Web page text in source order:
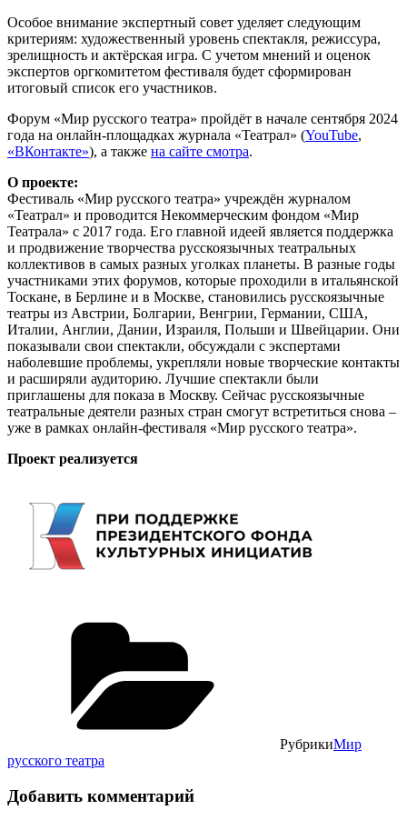
Особое внимание экспертный совет уделяет следующим
критериям: художественный уровень спектакля, режиссура,
зрелищность и актёрская игра. С учетом мнений и оценок
экспертов оргкомитетом фестиваля будет сформирован
итоговый список его участников.
Форум «Мир русского театра» пройдёт в начале сентября 2024
года на онлайн-площадках журнала «Театрал» (YouTube,
«ВКонтакте»), а также на сайте смотра.
О проекте:
Фестиваль «Мир русского театра» учреждён журналом
«Театрал» и проводится Некоммерческим фондом «Мир
Театрала» с 2017 года. Его главной идеей является поддержка
и продвижение творчества русскоязычных театральных
коллективов в самых разных уголках планеты. В разные годы
участниками этих форумов, которые проходили в итальянской
Тоскане, в Берлине и в Москве, становились русскоязычные
театры из Австрии, Болгарии, Венгрии, Германии, США,
Италии, Англии, Дании, Израиля, Польши и Швейцарии. Они
показывали свои спектакли, обсуждали с экспертами
наболевшие проблемы, укрепляли новые творческие контакты
и расширяли аудиторию. Лучшие спектакли были
приглашены для показа в Москву. Сейчас русскоязычные
театральные деятели разных стран смогут встретиться снова –
уже в рамках онлайн-фестиваля «Мир русского театра».
Проект реализуется
РубрикиМир
русского театра
Добавить комментарий